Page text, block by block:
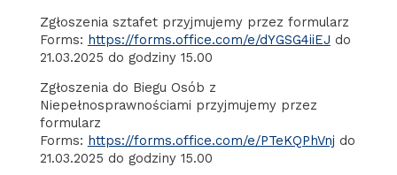
Zgłoszenia sztafet przyjmujemy przez formularz
Forms: https://forms.office.com/e/dYGSG4iiEJ do
21.03.2025 do godziny 15.00
Zgłoszenia do Biegu Osób z
Niepełnosprawnościami przyjmujemy przez
formularz
Forms: https://forms.office.com/e/PTeKQPhVnj do
21.03.2025 do godziny 15.00